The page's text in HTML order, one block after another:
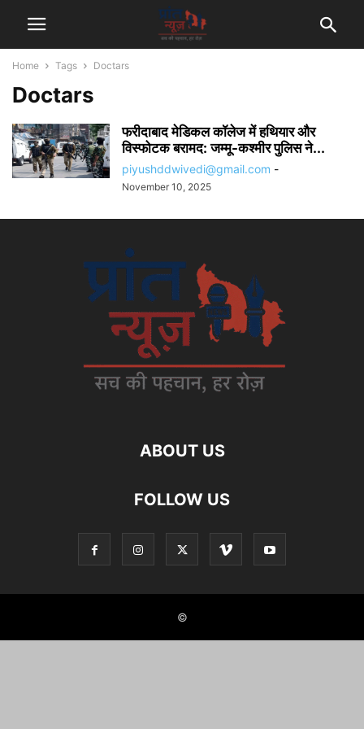
Home Tags Doctars
Doctars
फरीदाबाद मेडिकल कॉलेज में हथियार और
विस्फोटक बरामद: जम्मू-कश्मीर पुलिस ने...
piyushddwivedi@gmail.com -
November 10, 2025
ABOUT US
FOLLOW US
©